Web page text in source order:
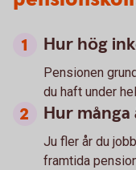
Hur hög
Pensionen
du haft under
Hur
Ju fler år du
framtida